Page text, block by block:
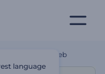
Conception Web
language